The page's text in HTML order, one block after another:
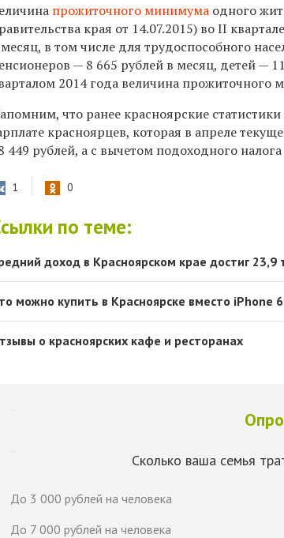
прожиточного минимума одного
края от 14.07.2015) во II
в том числе для трудоспособного
— 8 665 рублей в месяц, детей —
2014 года величина прожиточного
что ранее красноярские
красноярцев, которая в апреле
449 рублей, а с вычетом подоходного
1 0
по теме:
доход в Красноярском крае достиг 23,9
можно купить в Красноярске вместо iPhone
о красноярских кафе и ресторанах
Сколько ваша семья
До 3 000 рублей на человека
До 7 000 рублей на человека